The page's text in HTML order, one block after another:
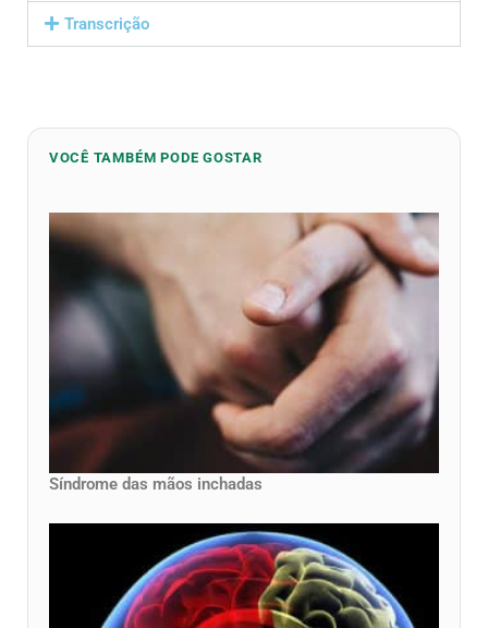
Transcrição
VOCÊ TAMBÉM PODE GOSTAR
Síndrome das mãos inchadas